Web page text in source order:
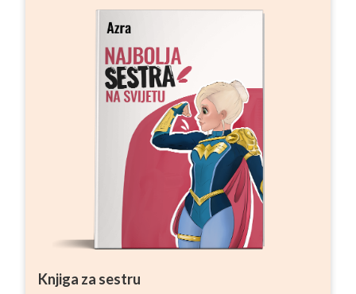
Knjiga za sestru